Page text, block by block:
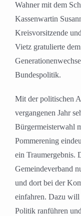
Wahner mit dem
Kassenwartin
Kreisvorsitzende
Vietz gratulierte
Bundespolitik.
Mit der politischen
vergangenen Jahr
Bürgermeisterwahl
Pommerening
ein Traumergebnis.
Gemeindeverband
und dort bei der
einfahren. Dazu will
Politik ranführen